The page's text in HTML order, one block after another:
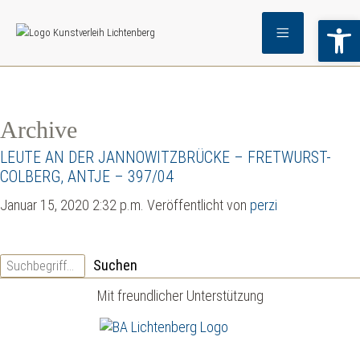
Archive
LEUTE AN DER JANNOWITZBRÜCKE – FRETWURST-
COLBERG, ANTJE – 397/04
Januar 15, 2020 2:32 p.m. Veröffentlicht von perzi
Suchen
Mit freundlicher Unterstützung